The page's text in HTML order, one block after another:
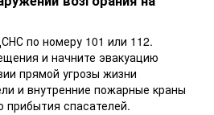
по номеру 101 или 112.
и начните эвакуацию
прямой угрозы жизни
и внутренние пожарные краны
прибытия спасателей.